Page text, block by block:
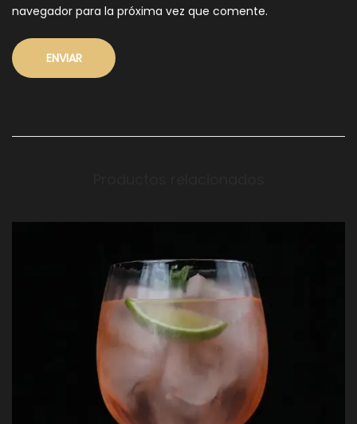
navegador para la próxima vez que comente.